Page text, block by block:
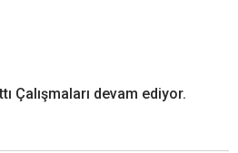
Çalışmaları devam ediyor.